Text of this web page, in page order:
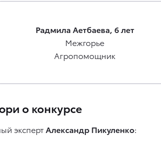
Радмила Аетбаева, 6 лет
Межгорье
Агропомощник
о конкурсе
экспертАлександр Пикуленко: